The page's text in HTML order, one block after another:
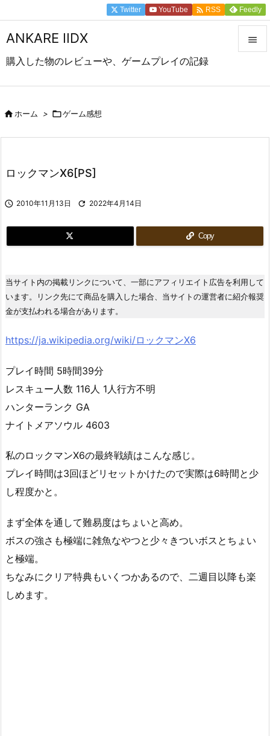
ANKARE IIDX
購入した物のレビューや、ゲームプレイの記録

Twitter YouTube  RSS Feedly
ホーム > ゲーム感想
ロックマンX6[PS]
 2010年11月13日  2022年4月14日
Copy
当サイト内の掲載リンクについて、一部にアフィリエイト広告を利用して
います。リンク先にて商品を購入した場合、当サイトの運営者に紹介報奨
金が支払われる場合があります。
https://ja.wikipedia.org/wiki/ロックマンX6
プレイ時間 5時間39分
レスキュー人数 116人 1人行方不明
ハンターランク GA
ナイトメアソウル 4603
私のロックマンX6の最終戦績はこんな感じ。
プレイ時間は3回ほどリセットかけたので実際は6時間と少
し程度かと。
まず全体を通して難易度はちょいと高め。
ボスの強さも極端に雑魚なやつと少々きついボスとちょい
と極端。
ちなみにクリア特典もいくつかあるので、二週目以降も楽
しめます。